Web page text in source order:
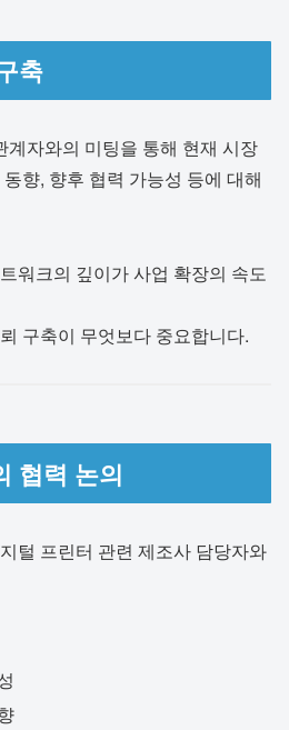
축
계자와의 미팅을 통해 현재 시장
향, 향후 협력 가능성 등에 대해
워크의 깊이가 사업 확장의 속도
구축이 무엇보다 중요합니다.
협력 논의
털 프린터 관련 제조사 담당자와